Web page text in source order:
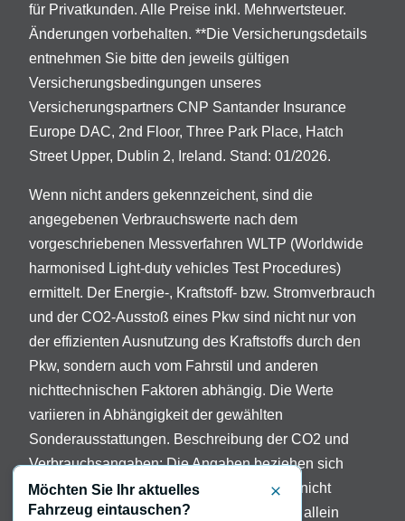
für Privatkunden. Alle Preise inkl. Mehrwertsteuer.
Änderungen vorbehalten. **Die Versicherungsdetails
entnehmen Sie bitte den jeweils gültigen
Versicherungsbedingungen unseres
Versicherungspartners CNP Santander Insurance
Europe DAC, 2nd Floor, Three Park Place, Hatch
Street Upper, Dublin 2, Ireland. Stand: 01/2026.
Wenn nicht anders gekennzeichent, sind die
angegebenen Verbrauchswerte nach dem
vorgeschriebenen Messverfahren WLTP (Worldwide
harmonised Light-duty vehicles Test Procedures)
ermittelt. Der Energie-, Kraftstoff- bzw. Stromverbrauch
und der CO2-Ausstoß eines Pkw sind nicht nur von
der effizienten Ausnutzung des Kraftstoffs durch den
Pkw, sondern auch vom Fahrstil und anderen
nichttechnischen Faktoren abhängig. Die Werte
variieren in Abhängigkeit der gewählten
Sonderausstattungen. Beschreibung der CO2 und
Verbrauchsangaben: Die Angaben beziehen sich
nicht auf ein einzelnes Fahrzeug und sind nicht
Bestandteil des Angebots, sondern dienen allein
Möchten Sie Ihr aktuelles
Fahrzeug eintauschen?
Schließen